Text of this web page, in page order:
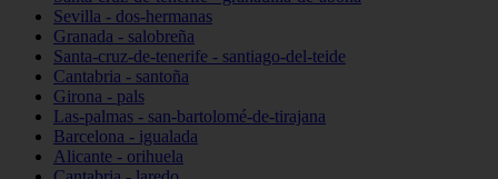
Sevilla - dos-hermanas
Granada - salobreña
Santa-cruz-de-tenerife - santiago-del-teide
Cantabria - santoña
Girona - pals
Las-palmas - san-bartolomé-de-tirajana
Barcelona - igualada
Alicante - orihuela